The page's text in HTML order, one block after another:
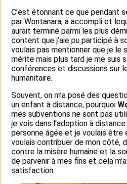
C’est étonnant ce que pendant
par Wontanara, a accompli et
aurait terminé parmi les plus
content que j’aie pu participé à
voulais pas mentionner que je le
mérite mais plus tard je me suis
conférences et discussions sur
humanitaire.
Souvent, on m’a posé des
un enfant à distance, pourquoi
mes subventions ne sont pas
je vois dans l’adoption à
personne âgée et je voulais
voulais contribuer de mon côté,
contre la misère humaine et la
de parvenir à mes fins et cela
satisfaction.